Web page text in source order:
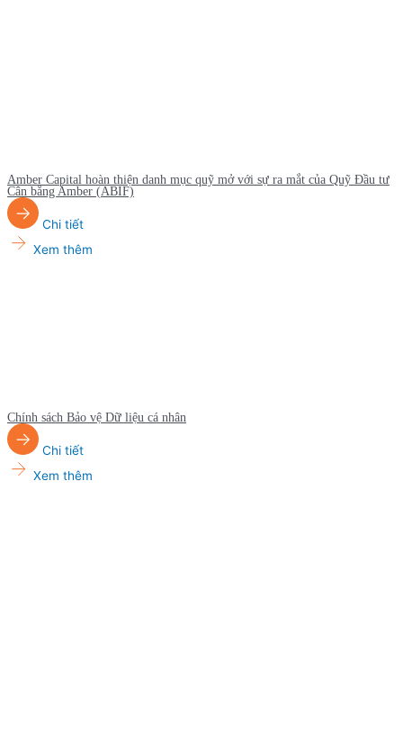
Amber Capital hoàn thiện danh mục quỹ mở với sự ra mắt của Quỹ Đầu tư
Cân bằng Amber (ABIF)
Chi tiết
Xem thêm
Chính sách Bảo vệ Dữ liệu cá nhân
Chi tiết
Xem thêm